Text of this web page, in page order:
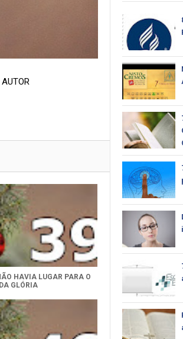
AUTOR
HAVIA LUGAR PARA O
GLÓRIA